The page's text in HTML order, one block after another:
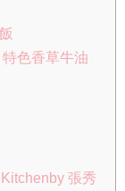
飯
色香草牛油
張秀